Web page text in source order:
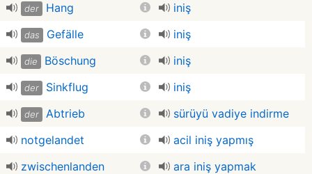
der Hang iniş
das Gefälle iniş
die Böschung iniş
der Sinkflug iniş
der Abtrieb
sürüyü vadiye indirme
notgelandet
acil iniş yapmış
zwischenlanden
ara iniş yapmak